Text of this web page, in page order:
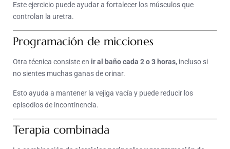
Este ejercicio puede ayudar a fortalecer los músculos que
controlan la uretra.
Programación de micciones
Otra técnica consiste en ir al baño cada 2 o 3 horas, incluso si
no sientes muchas ganas de orinar.
Esto ayuda a mantener la vejiga vacía y puede reducir los
episodios de incontinencia.
Terapia combinada